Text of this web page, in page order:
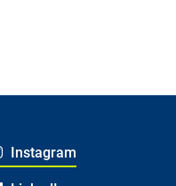
Instagram